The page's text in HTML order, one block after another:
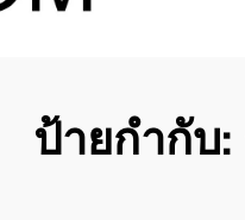
ป้ายกำกับ: